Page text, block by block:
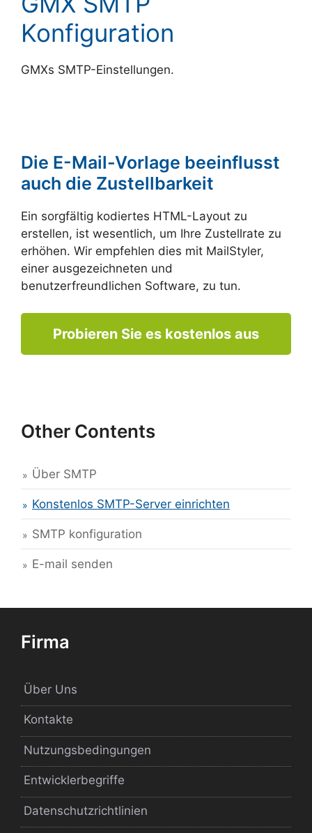
Konfiguration
GMXs SMTP-Einstellungen .
Die E-Mail-Vorlage beeinflusst
auch die Zustellbarkeit
Ein sorgfältig kodiertes HTML-Layout zu
erstellen, ist wesentlich, um Ihre Zustellrate zu
erhöhen. Wir empfehlen dies mit MailStyler,
einer ausgezeichneten und
benutzerfreundlichen Software, zu tun.
Probieren Sie es kostenlos aus
Other Contents
Über SMTP
Konstenlos SMTP-Server einrichten
SMTP konfiguration
E-mail senden
Firma
Über Uns
Kontakte
Nutzungsbedingungen
Entwicklerbegriffe
Datenschutzrichtlinien